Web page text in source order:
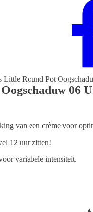
Little Round Pot
06
van een crème voor
12 uur zitten!
variabele intensiteit.